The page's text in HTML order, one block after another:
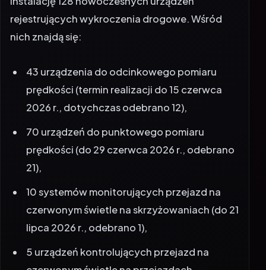
rejestrujących wykroczenia drogowe. Wśród
nich znajdą się:
prędkości (termin realizacji do 15 czerwca
2026 r., dotychczas odebrano 12),
prędkości (do 29 czerwca 2026 r., odebrano
21),
czerwonym świetle na skrzyżowaniach (do 21
lipca 2026 r., odebrano 1),
czerwonym świetle na przejazdach